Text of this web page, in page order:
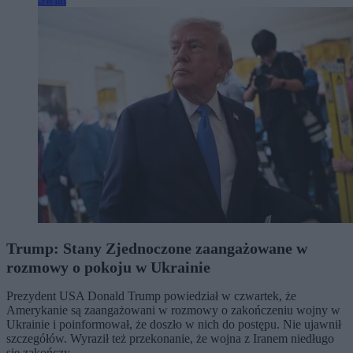
Trump: Stany Zjednoczone zaangażowane w
rozmowy o pokoju w Ukrainie
Prezydent USA Donald Trump powiedział w czwartek, że
Amerykanie są zaangażowani w rozmowy o zakończeniu wojny w
Ukrainie i poinformował, że doszło w nich do postępu. Nie ujawnił
szczegółów. Wyraził też przekonanie, że wojna z Iranem niedługo